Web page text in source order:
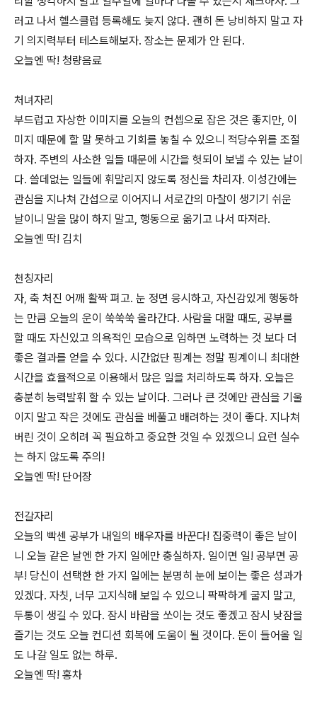
러고 나서 헬스클럽 등록해도 늦지 않다. 괜히 돈 낭비하지 말고 자
기 의지력부터 테스트해보자. 장소는 문제가 안 된다.
오늘엔 딱! 청량음료
처녀자리
부드럽고 자상한 이미지를 오늘의 컨셉으로 잡은 것은 좋지만, 이
미지 때문에 할 말 못하고 기회를 놓칠 수 있으니 적당수위를 조절
하자. 주변의 사소한 일들 때문에 시간을 헛되이 보낼 수 있는 날이
다. 쓸데없는 일들에 휘말리지 않도록 정신을 차리자. 이성간에는
관심을 지나쳐 간섭으로 이어지니 서로간의 마찰이 생기기 쉬운
날이니 말을 많이 하지 말고, 행동으로 옮기고 나서 따져라.
오늘엔 딱! 김치
천칭자리
자, 축 처진 어깨 활짝 펴고. 눈 정면 응시하고, 자신감있게 행동하
는 만큼 오늘의 운이 쑥쑥쑥 올라간다. 사람을 대할 때도, 공부를
할 때도 자신있고 의욕적인 모습으로 임하면 노력하는 것 보다 더
좋은 결과를 얻을 수 있다. 시간없단 핑계는 정말 핑계이니 최대한
시간을 효율적으로 이용해서 많은 일을 처리하도록 하자. 오늘은
충분히 능력발휘 할 수 있는 날이다. 그러나 큰 것에만 관심을 기울
이지 말고 작은 것에도 관심을 베풀고 배려하는 것이 좋다. 지나쳐
버린 것이 오히려 꼭 필요하고 중요한 것일 수 있겠으니 요런 실수
는 하지 않도록 주의!
오늘엔 딱! 단어장
전갈자리
오늘의 빡센 공부가 내일의 배우자를 바꾼다! 집중력이 좋은 날이
니 오늘 같은 날엔 한 가지 일에만 충실하자. 일이면 일! 공부면 공
부! 당신이 선택한 한 가지 일에는 분명히 눈에 보이는 좋은 성과가
있겠다. 자칫, 너무 고지식해 보일 수 있으니 팍팍하게 굴지 말고,
두통이 생길 수 있다. 잠시 바람을 쏘이는 것도 좋겠고 잠시 낮잠을
즐기는 것도 오늘 컨디션 회복에 도움이 될 것이다. 돈이 들어올 일
도 나갈 일도 없는 하루.
오늘엔 딱! 홍차